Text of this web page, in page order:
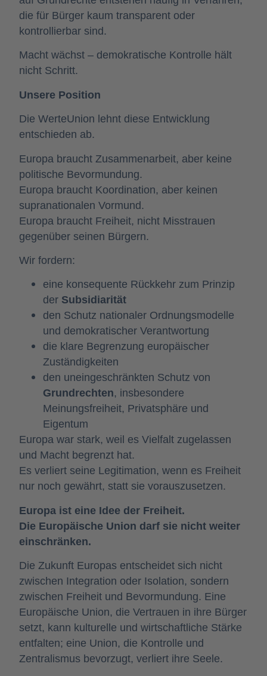
die für Bürger kaum transparent oder
kontrollierbar sind.
Macht wächst – demokratische Kontrolle hält
nicht Schritt.
Unsere Position
Die WerteUnion lehnt diese Entwicklung
entschieden ab.
Europa braucht Zusammenarbeit, aber keine
politische Bevormundung.
Europa braucht Koordination, aber keinen
supranationalen Vormund.
Europa braucht Freiheit, nicht Misstrauen
gegenüber seinen Bürgern.
Wir fordern:
eine konsequente Rückkehr zum Prinzip
der Subsidiarität
den Schutz nationaler Ordnungsmodelle
und demokratischer Verantwortung
die klare Begrenzung europäischer
Zuständigkeiten
den uneingeschränkten Schutz von
Grundrechten, insbesondere
Meinungsfreiheit, Privatsphäre und
Eigentum
Europa war stark, weil es Vielfalt zugelassen
und Macht begrenzt hat.
Es verliert seine Legitimation, wenn es Freiheit
nur noch gewährt, statt sie vorauszusetzen.
Europa ist eine Idee der Freiheit.
Die Europäische Union darf sie nicht weiter
einschränken.
Die Zukunft Europas entscheidet sich nicht
zwischen Integration oder Isolation, sondern
zwischen Freiheit und Bevormundung. Eine
Europäische Union, die Vertrauen in ihre Bürger
setzt, kann kulturelle und wirtschaftliche Stärke
entfalten; eine Union, die Kontrolle und
Zentralismus bevorzugt, verliert ihre Seele.